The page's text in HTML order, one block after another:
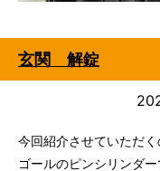
玄関 解錠
今回紹介させていただく
ゴールのピンシリンダー